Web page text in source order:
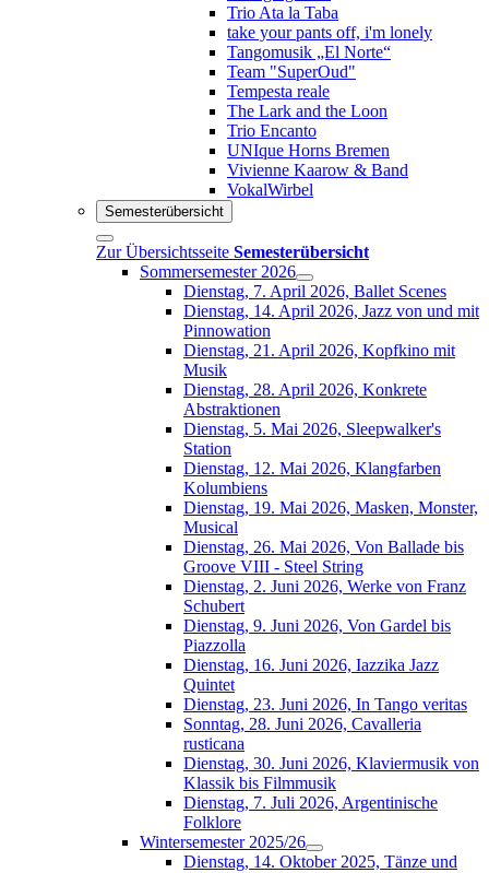
Trio Ata la Taba
take your pants off, i'm lonely
Tangomusik „El Norte“
Team "SuperOud"
Tempesta reale
The Lark and the Loon
Trio Encanto
UNIque Horns Bremen
Vivienne Kaarow & Band
VokalWirbel
Semesterübersicht
Zur Übersichtsseite Semesterübersicht
Sommersemester 2026
Dienstag, 7. April 2026, Ballet Scenes
Dienstag, 14. April 2026, Jazz von und mit
Pinnowation
Dienstag, 21. April 2026, Kopfkino mit
Musik
Dienstag, 28. April 2026, Konkrete
Abstraktionen
Dienstag, 5. Mai 2026, Sleepwalker's
Station
Dienstag, 12. Mai 2026, Klangfarben
Kolumbiens
Dienstag, 19. Mai 2026, Masken, Monster,
Musical
Dienstag, 26. Mai 2026, Von Ballade bis
Groove VIII - Steel String
Dienstag, 2. Juni 2026, Werke von Franz
Schubert
Dienstag, 9. Juni 2026, Von Gardel bis
Piazzolla
Dienstag, 16. Juni 2026, Iazzika Jazz
Quintet
Dienstag, 23. Juni 2026, In Tango veritas
Sonntag, 28. Juni 2026, Cavalleria
rusticana
Dienstag, 30. Juni 2026, Klaviermusik von
Klassik bis Filmmusik
Dienstag, 7. Juli 2026, Argentinische
Folklore
Wintersemester 2025/26
Dienstag, 14. Oktober 2025, Tänze und